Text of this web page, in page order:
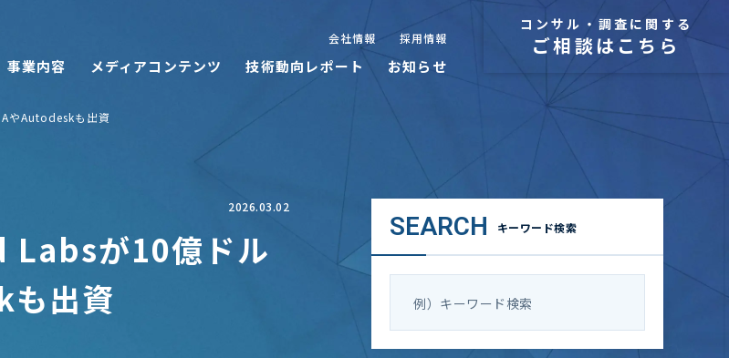
事業内容 メディアコンテンツ 技術動向レポート お知らせ
会社情報 採用情報
コンサル・調査に関する
ご相談はこちら
やAutodeskも出資
2026.03.02
Labsが10億ドル
出資
SEARCH キーワード検索